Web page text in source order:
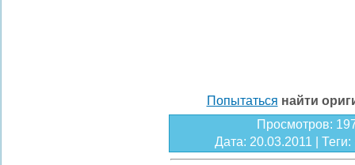
Попытаться найти
Просмотров:
Дата: 20.03.2011 | Теги: